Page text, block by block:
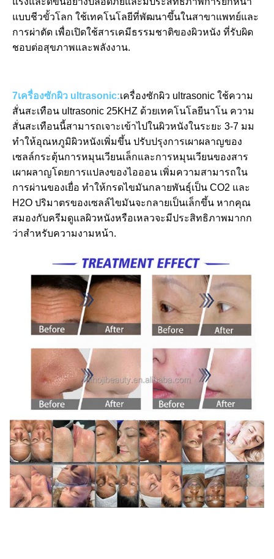
แบบชีวขั้วโลก ใช้เทคโนโลยีที่พัฒนาขึ้นในสาขาแพทย์และ
การผ่าตัด เพื่อเปิดใช้สารเคมีธรรมชาติของผิวหนัง ที่รับผิด
ชอบต่อสุขภาพและพลังงาน.
7เครื่องซักผิว ultrasonic:เครื่องซักผิว ultrasonic ใช้ความ
สั่นสะเทือน ultrasonic 25KHZ ด้วยเทคโนโลยีนาโน ความ
สั่นสะเทือนนี้สามารถเจาะเข้าไปในผิวหนังในระยะ 3-7 มม
ทําให้อุณหภูมิผิวหนังเพิ่มขึ้น ปรับปรุงการเผาผลาญของ
เซลล์กระตุ้นการหมุนเวียนเล็กและการหมุนเวียนของสาร
เผาผลาญโดยการแปลงของไอออน เพิ่มความสามารถใน
การผ่านของเยื่อ ทําให้กรดไขมันกลายพันธุ์เป็น CO2 และ
H2O ปริมาตรของเซลล์ไขมันจะกลายเป็นเล็กขึ้น หากคุณ
สมองกับครีมดูแลผิวหนังหรือเหลวจะมีประสิทธิภาพมากก
ว่าสําหรับความงามหน้า.